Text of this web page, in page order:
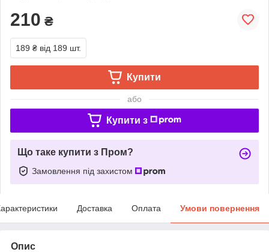
210 ₴
189 ₴ від 189 шт.
Купити
або
Купити з
Що таке купити з Пром?
Замовлення під захистом
Доставка Оплата Умови повернення
Опис